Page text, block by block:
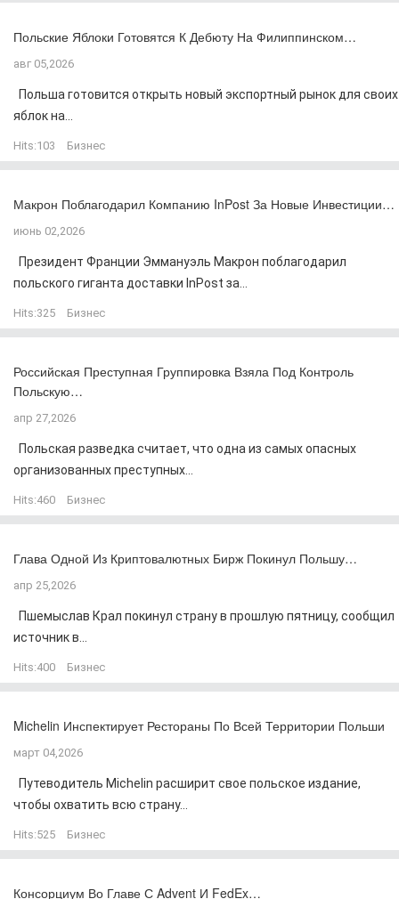
Польские Яблоки Готовятся К Дебюту На Филиппинском…
авг 05,2026
Польша готовится открыть новый экспортный рынок для своих
яблок на...
Hits:103 Бизнес
Макрон Поблагодарил Компанию InPost За Новые Инвестиции…
июнь 02,2026
Президент Франции Эммануэль Макрон поблагодарил
польского гиганта доставки InPost за...
Hits:325 Бизнес
Российская Преступная Группировка Взяла Под Контроль
Польскую…
апр 27,2026
Польская разведка считает, что одна из самых опасных
организованных преступных...
Hits:460 Бизнес
Глава Одной Из Криптовалютных Бирж Покинул Польшу…
апр 25,2026
Пшемыслав Крал покинул страну в прошлую пятницу, сообщил
источник в...
Hits:400 Бизнес
Michelin Инспектирует Рестораны По Всей Территории Польши
март 04,2026
Путеводитель Michelin расширит свое польское издание,
чтобы охватить всю страну...
Hits:525 Бизнес
Консорциум Во Главе С Advent И FedEx…